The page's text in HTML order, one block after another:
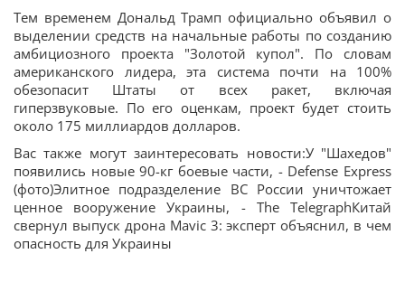
Тем временем Дональд Трамп официально объявил о
выделении средств на начальные работы по созданию
амбициозного проекта "Золотой купол". По словам
американского лидера, эта система почти на 100%
обезопасит Штаты от всех ракет, включая
гиперзвуковые. По его оценкам, проект будет стоить
около 175 миллиардов долларов.
Вас также могут заинтересовать новости:У "Шахедов"
появились новые 90-кг боевые части, - Defense Express
(фото)Элитное подразделение ВС России уничтожает
ценное вооружение Украины, - The TelegraphКитай
свернул выпуск дрона Mavic 3: эксперт объяснил, в чем
опасность для Украины